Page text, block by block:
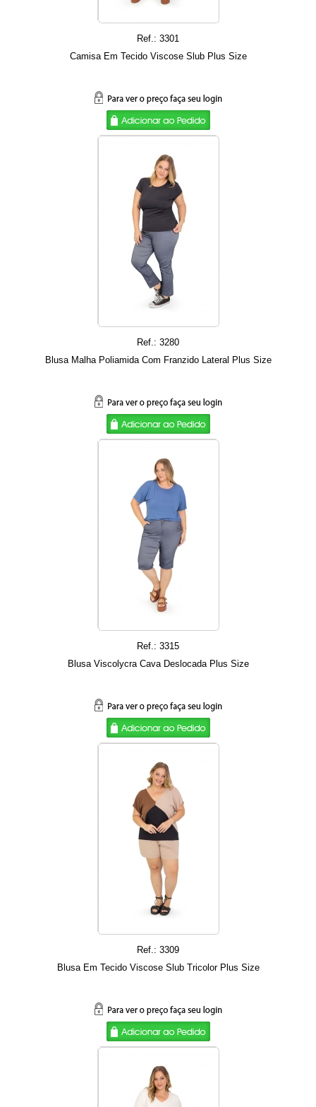
Ref.: 3301
Camisa Em Tecido Viscose Slub Plus Size
Ref.: 3280
Blusa Malha Poliamida Com Franzido Lateral Plus Size
Ref.: 3315
Blusa Viscolycra Cava Deslocada Plus Size
Ref.: 3309
Blusa Em Tecido Viscose Slub Tricolor Plus Size